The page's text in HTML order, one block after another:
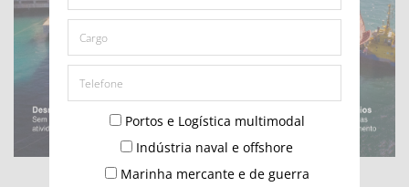
Portos e Logística multimodal
Indústria naval e offshore
Marinha mercante e de guerra